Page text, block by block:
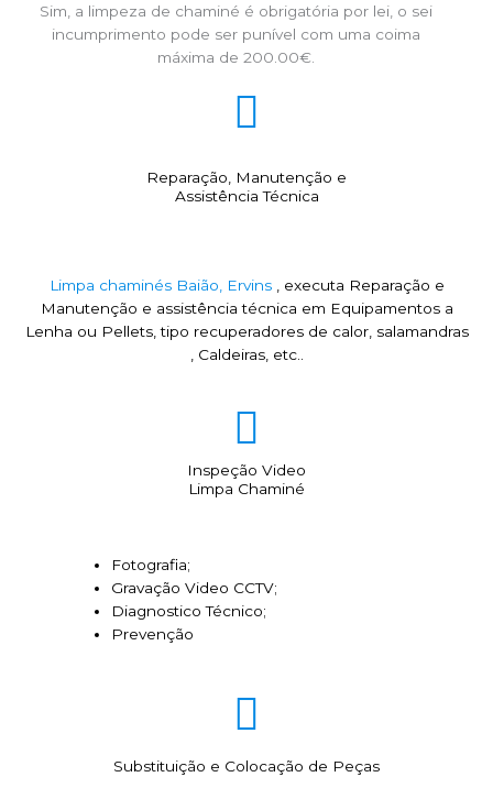
Sim, a limpeza de chaminé é obrigatória por lei, o sei
incumprimento pode ser punível com uma coima
máxima de 200.00€.
Reparação, Manutenção e
Assistência Técnica
Limpa chaminés Baião, Ervins , executa Reparação e
Manutenção e assistência técnica em Equipamentos a
Lenha ou Pellets, tipo recuperadores de calor, salamandras
, Caldeiras, etc..
Inspeção Video
Limpa Chaminé
Fotografia;
Gravação Video CCTV;
Diagnostico Técnico;
Prevenção
Substituição e Colocação de Peças